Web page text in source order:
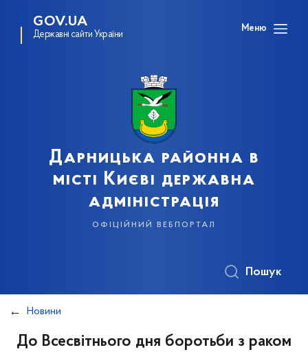
GOV.UA
Державні сайти України
Меню
Дарницька районна в
місті Києві державна
адміністрація
офіційний вебпортал
Пошук
Новини
До Всесвітнього дня боротьби з раком